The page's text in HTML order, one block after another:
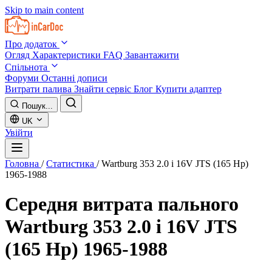
Skip to main content
Про додаток
Огляд Характеристики FAQ Завантажити
Спільнота
Форуми Останні дописи
Витрати палива Знайти сервіс Блог Купити адаптер
Пошук...
UK
Увійти
Головна / Статистика / Wartburg 353 2.0 i 16V JTS (165 Hp)
1965-1988
Середня витрата пального
Wartburg 353 2.0 i 16V JTS
(165 Hp) 1965-1988